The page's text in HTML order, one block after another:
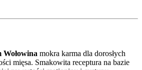
mokra karma dla dorosłych
mięsa. Smakowita receptura na bazie